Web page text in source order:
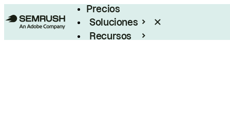
Precios
Soluciones
Recursos